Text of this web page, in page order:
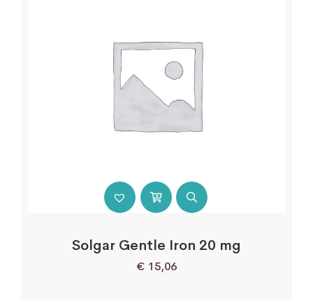
Solgar Gentle Iron 20 mg
€ 15,06